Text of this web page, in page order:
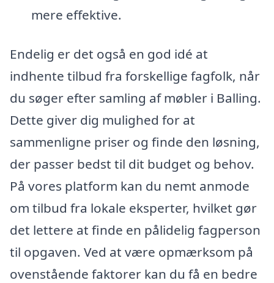
mere effektive.
Endelig er det også en god idé at
indhente tilbud fra forskellige fagfolk, når
du søger efter samling af møbler i Balling.
Dette giver dig mulighed for at
sammenligne priser og finde den løsning,
der passer bedst til dit budget og behov.
På vores platform kan du nemt anmode
om tilbud fra lokale eksperter, hvilket gør
det lettere at finde en pålidelig fagperson
til opgaven. Ved at være opmærksom på
ovenstående faktorer kan du få en bedre